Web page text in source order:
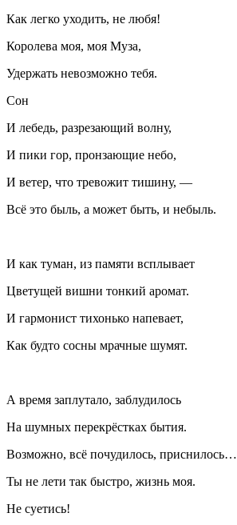
Как легко уходить, не любя!
Королева моя, моя Муза,
Удержать невозможно тебя.
Сон
И лебедь, разрезающий волну,
И пики гор, пронзающие небо,
И ветер, что тревожит тишину, —
Всё это быль, а может быть, и небыль.
И как туман, из памяти всплывает
Цветущей вишни тонкий аромат.
И гармонист тихонько напевает,
Как будто сосны мрачные шумят.
А время заплутало, заблудилось
На шумных перекрёстках бытия.
Возможно, всё почудилось, приснилось…
Ты не лети так быстро, жизнь моя.
Не суетись!